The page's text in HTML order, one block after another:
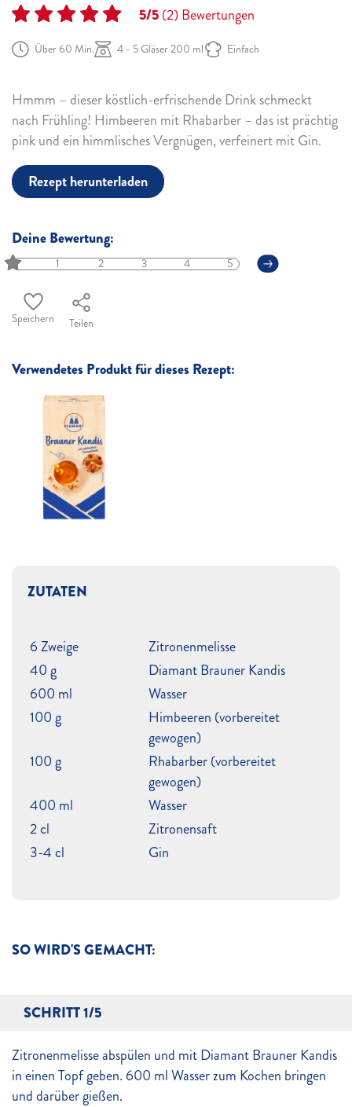
5/5(2)Bewertungen
Über 60 Min. 4 - 5 Gläser 200 ml Einfach
Hmmm – dieser köstlich-erfrischende Drink schmeckt
nach Frühling! Himbeeren mit Rhabarber – das ist prächtig
pink und ein himmlisches Vergnügen, verfeinert mit Gin.
Rezept herunterladen
Deine Bewertung:
1 2 3 4 5
Speichern Teilen
Verwendetes Produkt für dieses Rezept:
SO WIRD'S GEMACHT:
SCHRITT 1/5
Zitronenmelisse abspülen und mit Diamant Brauner Kandis
in einen Topf geben. 600 ml Wasser zum Kochen bringen
und darüber gießen.
ZUTATEN
6 Zweige
Zitronenmelisse
40 g
Diamant Brauner Kandis
600 ml
Wasser
100 g
Himbeeren (vorbereitet
gewogen)
100 g
Rhabarber (vorbereitet
gewogen)
400 ml
Wasser
2 cl
Zitronensaft
3-4 cl
Gin